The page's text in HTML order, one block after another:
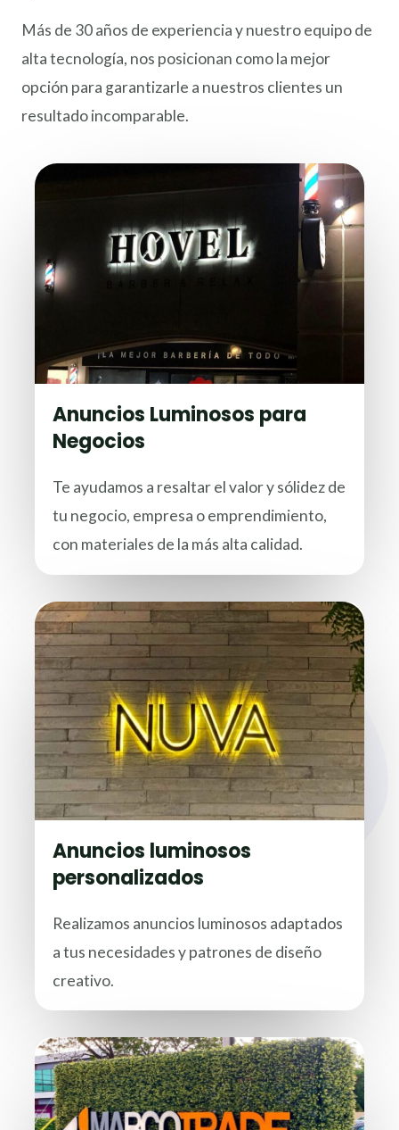
Más de 30 años de experiencia y nuestro equipo de
alta tecnología, nos posicionan como la mejor
opción para garantizarle a nuestros clientes un
resultado incomparable.
Anuncios Luminosos para
Negocios
Te ayudamos a resaltar el valor y sólidez de
tu negocio, empresa o emprendimiento,
con materiales de la más alta calidad.
Anuncios luminosos
personalizados
Realizamos anuncios luminosos adaptados
a tus necesidades y patrones de diseño
creativo.